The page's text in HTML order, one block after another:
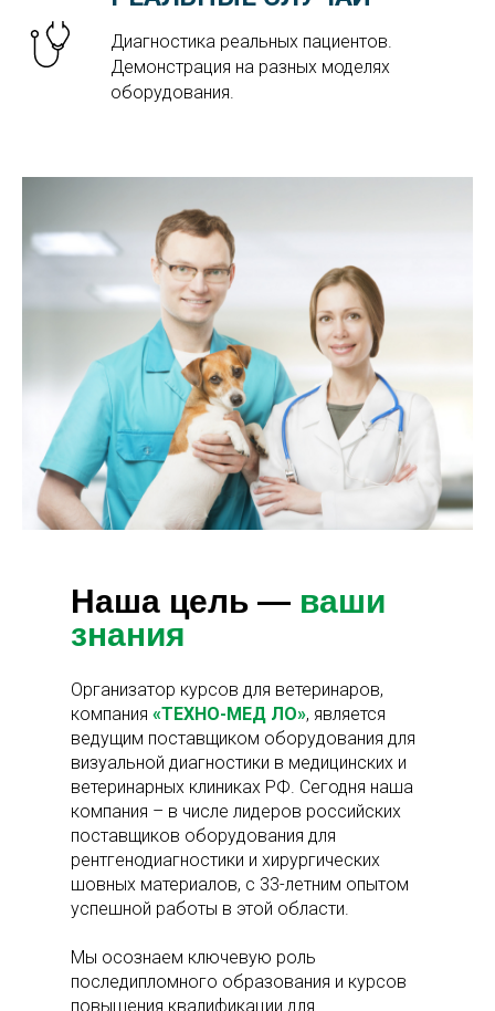
Диагностика реальных пациентов.
Демонстрация на разных моделях
оборудования.
Организатор курсов для ветеринаров,
компания «ТЕХНО-МЕД ЛО», является
ведущим поставщиком оборудования для
визуальной диагностики в медицинских и
ветеринарных клиниках РФ. Сегодня наша
компания – в числе лидеров российских
поставщиков оборудования для
рентгенодиагностики и хирургических
шовных материалов, с 33-летним опытом
успешной работы в этой области.
Мы осознаем ключевую роль
последипломного образования и курсов
повышения квалификации для
Наша цель — ваши
знания